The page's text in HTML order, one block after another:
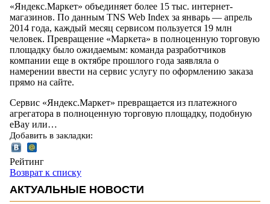
«Яндекс.Маркет» объединяет более 15 тыс. интернет-
магазинов. По данным TNS Web Index за январь — апрель
2014 года, каждый месяц сервисом пользуется 19 млн
человек. Превращение «Маркета» в полноценную торговую
площадку было ожидаемым: команда разработчиков
компании еще в октябре прошлого года заявляла о
намерении ввести на сервис услугу по оформлению заказа
прямо на сайте.
Сервис «Яндекс.Маркет» превращается из платежного
агрегатора в полноценную торговую площадку, подобную
eBay или…
Добавить в закладки:
Рейтинг
Возврат к списку
АКТУАЛЬНЫЕ НОВОСТИ